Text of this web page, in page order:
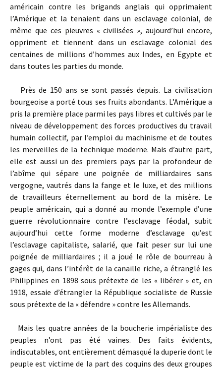
américain contre les brigands anglais qui opprimaient
l’Amérique et la tenaient dans un esclavage colonial, de
même que ces pieuvres « civilisées », aujourd’hui encore,
oppriment et tiennent dans un esclavage colonial des
centaines de millions d’hommes aux Indes, en Egypte et
dans toutes les parties du monde.
Près de 150 ans se sont passés depuis. La civilisation
bourgeoise a porté tous ses fruits abondants. L’Amérique a
pris la première place parmi les pays libres et cultivés par le
niveau de développement des forces productives du travail
humain collectif, par l’emploi du machinisme et de toutes
les merveilles de la technique moderne. Mais d’autre part,
elle est aussi un des premiers pays par la profondeur de
l’abîme qui sépare une poignée de milliardaires sans
vergogne, vautrés dans la fange et le luxe, et des millions
de travailleurs éternellement au bord de la misère. Le
peuple américain, qui a donné au monde l’exemple d’une
guerre révolutionnaire contre l’esclavage féodal, subit
aujourd’hui cette forme moderne d’esclavage qu’est
l’esclavage capitaliste, salarié, que fait peser sur lui une
poignée de milliardaires ; il a joué le rôle de bourreau à
gages qui, dans l’intérêt de la canaille riche, a étranglé les
Philippines en 1898 sous prétexte de les « libérer » et, en
1918, essaie d’étrangler la République socialiste de Russie
sous prétexte de la « défendre » contre les Allemands.
Mais les quatre années de la boucherie impérialiste des
peuples n’ont pas été vaines. Des faits évidents,
indiscutables, ont entièrement démasqué la duperie dont le
peuple est victime de la part des coquins des deux groupes